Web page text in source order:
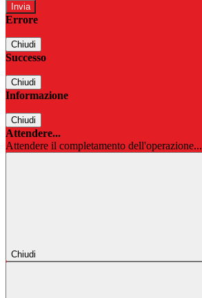
Errore
Chiudi
Successo
Chiudi
Informazione
Chiudi
Attendere...
Attendere il completamento dell'operazione...
Chiudi